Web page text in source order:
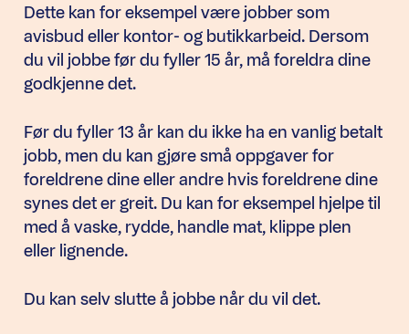
Dette kan for eksempel være jobber som
avisbud eller kontor- og butikkarbeid. Dersom
du vil jobbe før du fyller 15 år, må foreldra dine
godkjenne det.
Før du fyller 13 år kan du ikke ha en vanlig betalt
jobb, men du kan gjøre små oppgaver for
foreldrene dine eller andre hvis foreldrene dine
synes det er greit. Du kan for eksempel hjelpe til
med å vaske, rydde, handle mat, klippe plen
eller lignende.
Du kan selv slutte å jobbe når du vil det.